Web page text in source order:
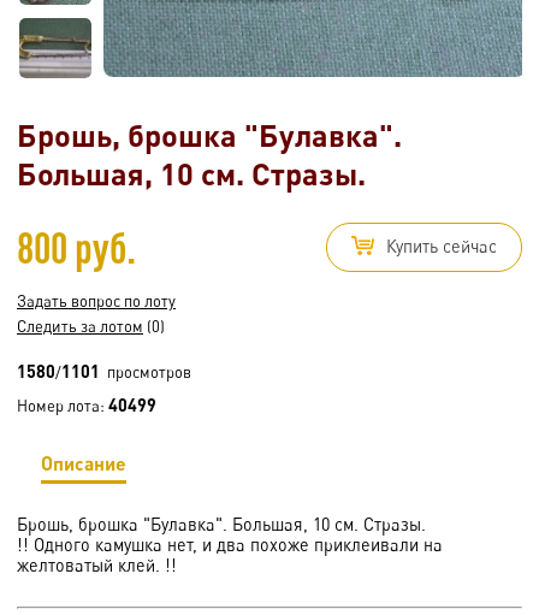
Брошь, брошка "Булавка".
Большая, 10 см. Стразы.
800 руб. Купить сейчас
Задать вопрос по лоту
Следить за лотом (0)
1580/1101 просмотров
Номер лота: 40499
Описание
Брошь, брошка "Булавка". Большая, 10 см. Стразы.
!! Одного камушка нет, и два похоже приклеивали на
желтоватый клей. !!